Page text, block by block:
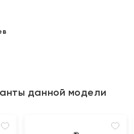
данной модели